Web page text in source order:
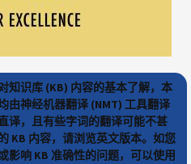
知识库 (KB) 内容的基本了解，本
由神经机器翻译 (NMT) 工具翻译
译，且有些字词的翻译可能不甚
KB 内容，请浏览英文版本。如您
影响 KB 准确性的问题，可以使用